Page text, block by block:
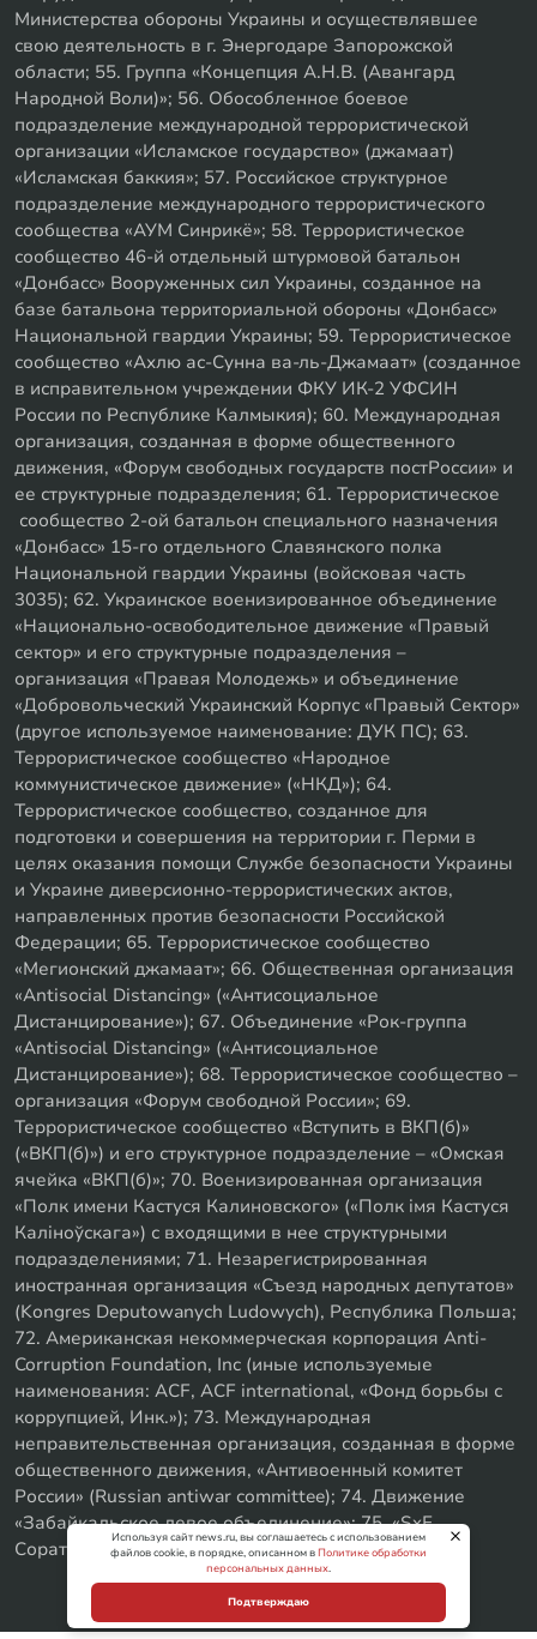
Министерства обороны Украины и осуществлявшее
свою деятельность в г. Энергодаре Запорожской
области; 55. Группа «Концепция А.Н.В. (Авангард
Народной Воли)»; 56. Обособленное боевое
подразделение международной террористической
организации «Исламское государство» (джамаат)
«Исламская баккия»; 57. Российское структурное
подразделение международного террористического
сообщества «АУМ Синрикё»; 58. Террористическое
сообщество 46-й отдельный штурмовой батальон
«Донбасс» Вооруженных сил Украины, созданное на
базе батальона территориальной обороны «Донбасс»
Национальной гвардии Украины; 59. Террористическое
сообщество «Ахлю ас-Сунна ва-ль-Джамаат» (созданное
в исправительном учреждении ФКУ ИК-2 УФСИН
России по Республике Калмыкия); 60. Международная
организация, созданная в форме общественного
движения, «Форум свободных государств постРоссии» и
ее структурные подразделения; 61. Террористическое
сообщество 2-ой батальон специального назначения
«Донбасс» 15-го отдельного Славянского полка
Национальной гвардии Украины (войсковая часть
3035); 62. Украинское военизированное объединение
«Национально-освободительное движение «Правый
сектор» и его структурные подразделения –
организация «Правая Молодежь» и объединение
«Добровольческий Украинский Корпус «Правый Сектор»
(другое используемое наименование: ДУК ПС); 63.
Террористическое сообщество «Народное
коммунистическое движение» («НКД»); 64.
Террористическое сообщество, созданное для
подготовки и совершения на территории г. Перми в
целях оказания помощи Службе безопасности Украины
и Украине диверсионно-террористических актов,
направленных против безопасности Российской
Федерации; 65. Террористическое сообщество
«Мегионский джамаат»; 66. Общественная организация
«Antisocial Distancing» («Антисоциальное
Дистанцирование»); 67. Объединение «Рок-группа
«Antisocial Distancing» («Антисоциальное
Дистанцирование»); 68. Террористическое сообщество –
организация «Форум свободной России»; 69.
Террористическое сообщество «Вступить в ВКП(б)»
(«ВКП(б)») и его структурное подразделение – «Омская
ячейка «ВКП(б)»; 70. Военизированная организация
«Полк имени Кастуся Калиновского» («Полк iмя Кастуся
Калiноўскага») с входящими в нее структурными
подразделениями; 71. Незарегистрированная
иностранная организация «Съезд народных депутатов»
(Kongres Deputowanych Ludowych), Республика Польша;
72. Американская некоммерческая корпорация Anti-
Corruption Foundation, Inc (иные используемые
наименования: ACF, ACF international, «Фонд борьбы с
коррупцией, Инк.»); 73. Международная
неправительственная организация, созданная в форме
общественного движения, «Антивоенный комитет
России» (Russian antiwar committee); 74. Движение
«Забайкальское левое объединение»; 75. «SxE
Соратники с Уфы»
Используя сайт news.ru, вы соглашаетесь с использованием
файлов cookie, в порядке, описанном вПолитике обработки
персональных данных.
Подтверждаю